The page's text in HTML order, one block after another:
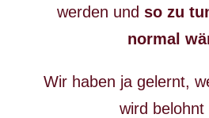
werden und so zu
normal
Wir haben ja gelernt,
wird belohnt